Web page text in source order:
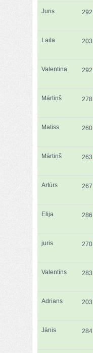
Juris 292
Laila 203
Valentina 292
Mārtiņš 278
Matiss 260
Mārtiņš 263
Artūrs 267
Elija 286
juris 270
Valentīns 283
Adrians 203
Jānis 284